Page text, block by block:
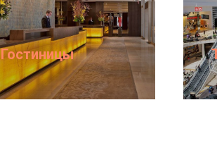
Гостиницы